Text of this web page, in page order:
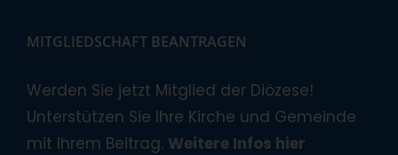
MITGLIEDSCHAFT BEANTRAGEN
Werden Sie jetzt Mitglied der Diözese!
Unterstützen Sie Ihre Kirche und Gemeinde
mit Ihrem Beitrag. Weitere Infos hier